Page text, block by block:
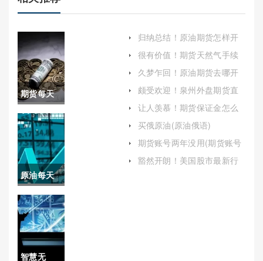
期货每天
多次交易
好吗(期货
每天多次
交易好吗
安全吗)
原油每天
能卖多少
钱一吨(原
油每天能
智慧无
归纳总结！原油期货怎样开
户（帮助投资者顺利进入原
油期货市场）
很有价值！期货天然气手续
费怎么算(期货天然气多少钱
一手)
久梦乍回！原油期货去哪开
户(美原油期货怎么开户)
颇受欢迎！泉州外盘期货直
播间喊单（投资者的新选
择）
让人羡慕！期货保证金怎么
算(帮助投资者更好地理解和
应用这一概念)
买俄原油(原油俄语)
期货账号两年没用(期货账号
两年没用还能用吗)
豁然开朗！美国股市最新行